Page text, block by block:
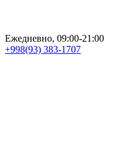
Ежедневно, 09:00-21:00
+998(93) 383-1707